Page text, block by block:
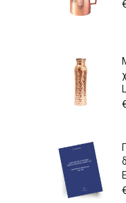
€
€
€